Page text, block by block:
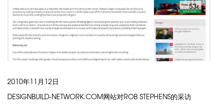
2010年11月12日
DESIGNBUILD-NETWORK.COM网站对ROB STEPHENS的采访